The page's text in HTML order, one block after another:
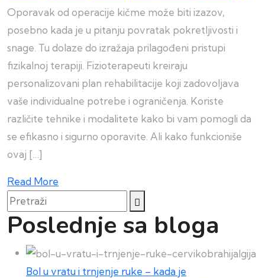
Oporavak od operacije kičme može biti izazov,
posebno kada je u pitanju povratak pokretljivosti i
snage. Tu dolaze do izražaja prilagođeni pristupi
fizikalnoj terapiji. Fizioterapeuti kreiraju
personalizovani plan rehabilitacije koji zadovoljava
vaše individualne potrebe i ograničenja. Koriste
različite tehnike i modalitete kako bi vam pomogli da
se efikasno i sigurno oporavite. Ali kako funkcioniše
ovaj […]
Read More
Pretraži
Poslednje sa bloga
Bol u vratu i trnjenje ruke – kada je